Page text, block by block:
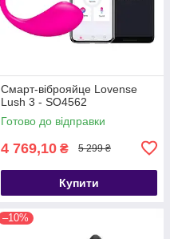
Смарт-віброяйце Lovense
Lush 3 - SO4562
Готово до відправки
4 769,10 ₴ 5 299 ₴
Купити
–10%